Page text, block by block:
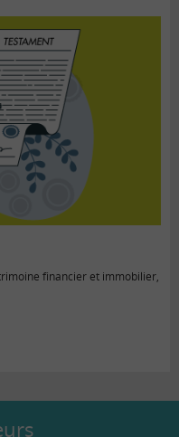
financier et immobilier,